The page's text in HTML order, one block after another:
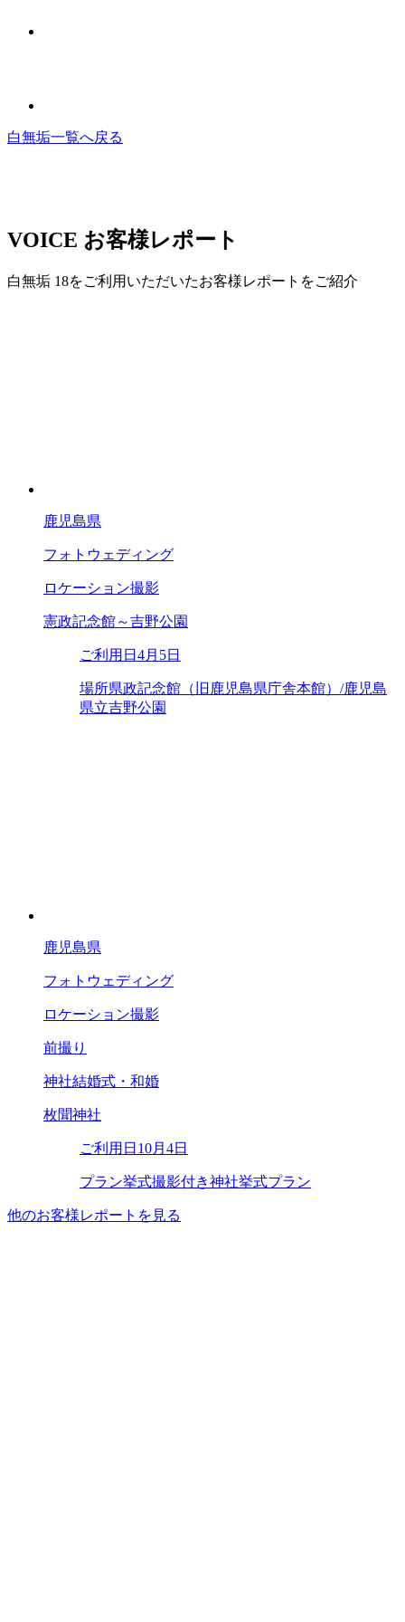
白無垢一覧へ戻る
VOICE お客様レポート
白無垢 18をご利用いただいたお客様レポートをご紹介
鹿児島県
フォトウェディング
ロケーション撮影
憲政記念館～吉野公園
ご利用日 4月5日
場所県政記念館（旧鹿児島県庁舎本館）/鹿児島
県立吉野公園
鹿児島県
フォトウェディング
ロケーション撮影
前撮り
神社結婚式・和婚
枚聞神社
ご利用日 10月4日
プラン挙式撮影付き神社挙式プラン
他のお客様レポートを見る